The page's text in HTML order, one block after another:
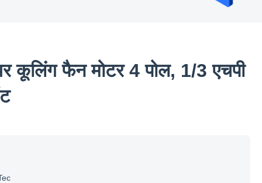
कूलिंग फैन मोटर 4 पोल, 1/3 एचपी